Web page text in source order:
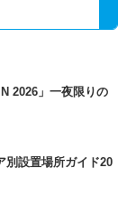
2026」一夜限りの
別設置場所ガイド20